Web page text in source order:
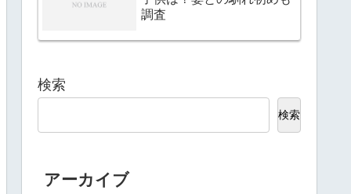
調査
検索
検索
アーカイブ